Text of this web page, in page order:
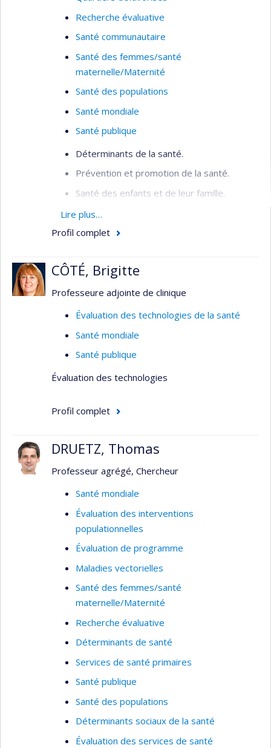
déterminants de la santé/accès aux soins des
personnes migrantes sans assurance médicale,
Montréal; les obstacles liés à l'installation des
réfugiés et demandeurs d'asile au Québec; et sur
la résilience des systèmes de santé et des
climatique (Haïti/Bangladesh/Antilles).
Recherche évaluative
Santé communautaire
Santé des femmes/santé
maternelle/Maternité
Santé des populations
Santé mondiale
Santé publique
Déterminants de la santé.
Prévention et promotion de la santé.
Santé des enfants et de leur famille.
Inégalités sociales de santé.
Organisation de la santé publique.
Lire plus…
Profil complet
CÔTÉ, Brigitte
Professeure adjointe de clinique
Évaluation des technologies de la santé
Santé mondiale
Santé publique
Évaluation des technologies
Profil complet
DRUETZ, Thomas
Professeur agrégé, Chercheur
Santé mondiale
Évaluation des interventions
populationnelles
Évaluation de programme
Maladies vectorielles
Santé des femmes/santé
maternelle/Maternité
Recherche évaluative
Déterminants de santé
Services de santé primaires
Santé publique
Santé des populations
Déterminants sociaux de la santé
Évaluation des services de santé